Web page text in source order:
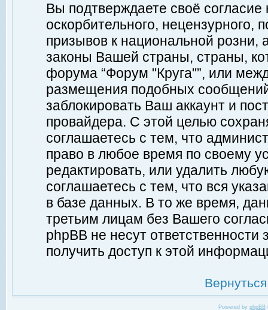
Вы подтверждаете своё
оскорбительного, нецензурного,
призывов к национальной
законы Вашей страны, страны,
форума “Форум "Круга"”, или
размещения подобных
заблокировать Ваш аккаунт и
провайдера. С этой целью
соглашаетесь с тем, что
право в любое время по своему
редактировать, или удалить
соглашаетесь с тем, что вся
в базе данных. В то же время,
третьим лицам без Вашего
phpBB не несут ответственности
получить доступ к этой
Powered by phpBB